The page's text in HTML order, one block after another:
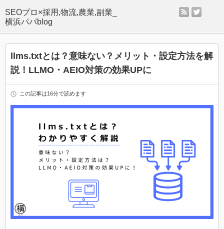
SEOプロ×採用,物流,農業,副業_
横浜パパblog
rss
llms.txtとは？意味ない？メリット・設定方法を解
説！LLMO・AEIO対策の効果UPに
この記事は16分で読めます